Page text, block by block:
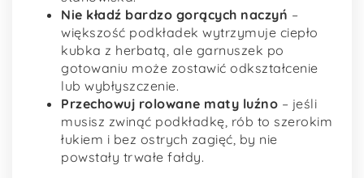
Nie kładź bardzo gorących naczyń –
większość podkładek wytrzymuje ciepło
kubka z herbatą, ale garnuszek po
gotowaniu może zostawić odkształcenie
lub wybłyszczenie.
Przechowuj rolowane maty luźno – jeśli
musisz zwinąć podkładkę, rób to szerokim
łukiem i bez ostrych zagięć, by nie
powstały trwałe fałdy.